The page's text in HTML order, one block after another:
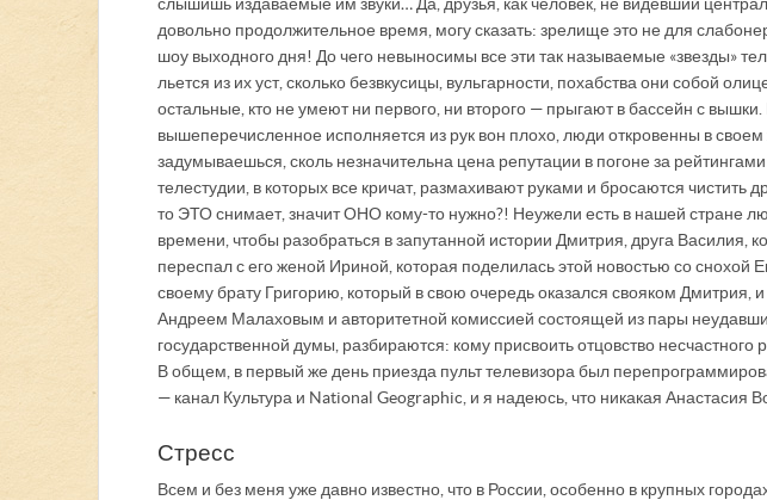
довольно продолжительное время, могу сказать: зрелище это не для
шоу выходного дня! До чего невыносимы все эти так называемые «звезды»
льется из их уст, сколько безвкусицы, вульгарности, похабства они собой
остальные, кто не умеют ни первого, ни второго — прыгают в бассейн с
вышеперечисленное исполняется из рук вон плохо, люди откровенны в
задумываешься, сколь незначительна цена репутации в погоне за
телестудии, в которых все кричат, размахивают руками и бросаются чистить
то ЭТО снимает, значит ОНО кому-то нужно?! Неужели есть в нашей стране
времени, чтобы разобраться в запутанной истории Дмитрия, друга Василия,
переспал с его женой Ириной, которая поделилась этой новостью со снохой
своему брату Григорию, который в свою очередь оказался свояком Дмитрия,
Андреем Малаховым и авторитетной комиссией состоящей из пары
государственной думы, разбираются: кому присвоить отцовство
В общем, в первый же день приезда пульт телевизора был
— канал Культура и National Geographic, и я надеюсь, что никакая Анастасия
Стресс
Всем и без меня уже давно известно, что в России, особенно в крупных